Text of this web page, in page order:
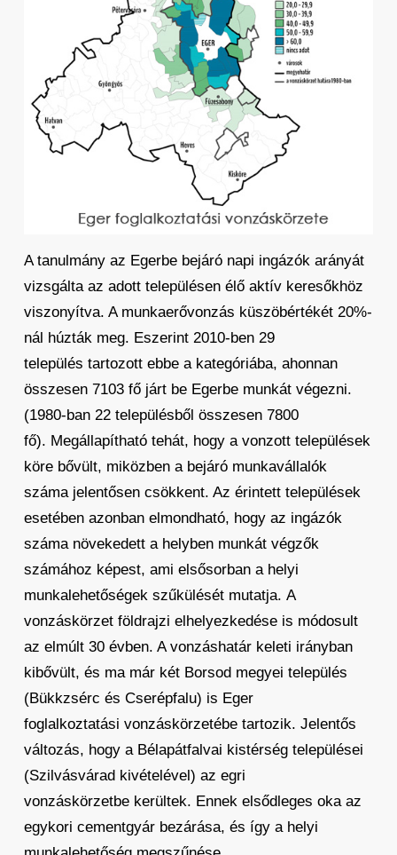
A tanulmány az Egerbe bejáró napi ingázók arányát
vizsgálta az adott településen élő aktív keresőkhöz
viszonyítva. A munkaerővonzás küszöbértékét 20%-
nál húzták meg. Eszerint 2010-ben 29
település tartozott ebbe a kategóriába, ahonnan
összesen 7103 fő járt be Egerbe munkát végezni.
(1980-ban 22 településből összesen 7800
fő). Megállapítható tehát, hogy a vonzott települések
köre bővült, miközben a bejáró munkavállalók
száma jelentősen csökkent. Az érintett települések
esetében azonban elmondható, hogy az ingázók
száma növekedett a helyben munkát végzők
számához képest, ami elsősorban a helyi
munkalehetőségek szűkülését mutatja. A
vonzáskörzet földrajzi elhelyezkedése is módosult
az elmúlt 30 évben. A vonzáshatár keleti irányban
kibővült, és ma már két Borsod megyei település
(Bükkzsérc és Cserépfalu) is Eger
foglalkoztatási vonzáskörzetébe tartozik. Jelentős
változás, hogy a Bélapátfalvai kistérség települései
(Szilvásvárad kivételével) az egri
vonzáskörzetbe kerültek. Ennek elsődleges oka az
egykori cementgyár bezárása, és így a helyi